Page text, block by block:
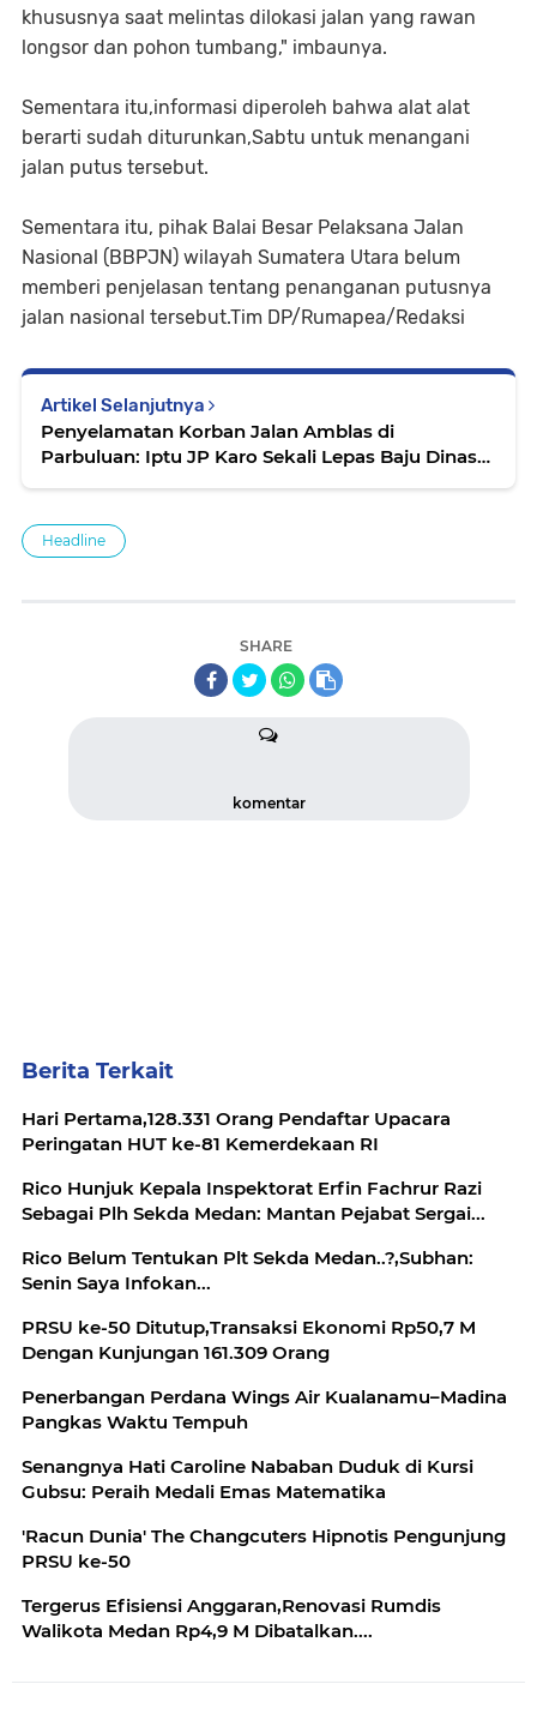
khususnya saat melintas dilokasi jalan yang rawan
longsor dan pohon tumbang," imbaunya.
Sementara itu,informasi diperoleh bahwa alat alat
berarti sudah diturunkan,Sabtu untuk menangani
jalan putus tersebut.
Sementara itu, pihak Balai Besar Pelaksana Jalan
Nasional (BBPJN) wilayah Sumatera Utara belum
memberi penjelasan tentang penanganan putusnya
jalan nasional tersebut.Tim DP/Rumapea/Redaksi
Artikel Selanjutnya
Penyelamatan Korban Jalan Amblas di
Parbuluan: Iptu JP Karo Sekali Lepas Baju Dinas
Headline
SHARE
komentar
Berita Terkait
Hari Pertama,128.331 Orang Pendaftar Upacara
Peringatan HUT ke-81 Kemerdekaan RI
Rico Hunjuk Kepala Inspektorat Erfin Fachrur Razi
Sebagai Plh Sekda Medan: Mantan Pejabat Sergai...
Rico Belum Tentukan Plt Sekda Medan..?,Subhan:
Senin Saya Infokan...
PRSU ke-50 Ditutup,Transaksi Ekonomi Rp50,7 M
Dengan Kunjungan 161.309 Orang
Penerbangan Perdana Wings Air Kualanamu–Madina
Pangkas Waktu Tempuh
Senangnya Hati Caroline Nababan Duduk di Kursi
Gubsu: Peraih Medali Emas Matematika
'Racun Dunia' The Changcuters Hipnotis Pengunjung
Tergerus Efisiensi Anggaran,Renovasi Rumdis
Walikota Medan Rp4,9 M Dibatalkan....